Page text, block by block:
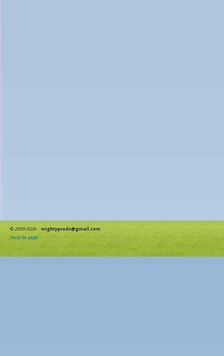
©2009-2026
mightyprods@gmail.com
Haut de page